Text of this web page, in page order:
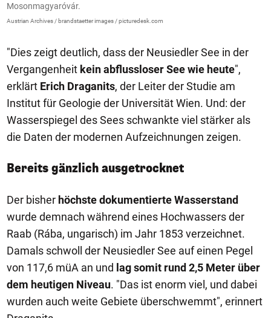
Mosonmagyaróvár.
Austrian Archives / brandstaetter images / picturedesk.com
"Dies zeigt deutlich, dass der Neusiedler See in der
Vergangenheit kein abflussloser See wie heute",
erklärt Erich Draganits, der Leiter der Studie am
Institut für Geologie der Universität Wien. Und: der
Wasserspiegel des Sees schwankte viel stärker als
die Daten der modernen Aufzeichnungen zeigen.
Bereits gänzlich ausgetrocknet
Der bisher höchste dokumentierte Wasserstand
wurde demnach während eines Hochwassers der
Raab (Rába, ungarisch) im Jahr 1853 verzeichnet.
Damals schwoll der Neusiedler See auf einen Pegel
von 117,6 müA an und lag somit rund 2,5 Meter über
dem heutigen Niveau. "Das ist enorm viel, und dabei
wurden auch weite Gebiete überschwemmt", erinnert